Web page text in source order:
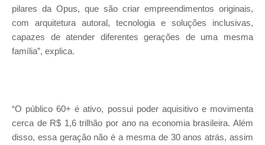
pilares da Opus, que são criar empreendimentos originais,
com arquitetura autoral, tecnologia e soluções inclusivas,
capazes de atender diferentes gerações de uma mesma
família”, explica.
“O público 60+ é ativo, possui poder aquisitivo e movimenta
cerca de R$ 1,6 trilhão por ano na economia brasileira. Além
disso, essa geração não é a mesma de 30 anos atrás, assim